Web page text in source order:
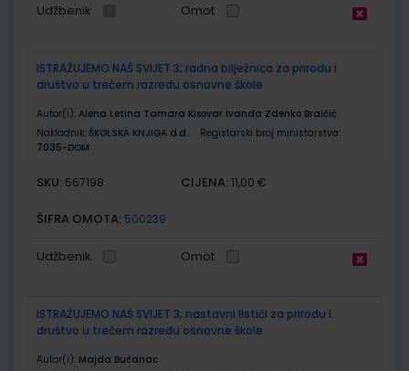
Udžbenik Omot
ISTRAŽUJEMO NAŠ SVIJET 3; radna bilježnica za prirodu i
društvo u trećem razredu osnovne škole
Autor(i): Alena Letina Tamara Kisovar Ivanda Zdenko Braičić
Nakladnik: ŠKOLSKA KNJIGA d.d.
Registarski broj ministarstva:
7035-DOM
SKU: 567198 CIJENA: 11,00 €
ŠIFRA OMOTA: 500239
Udžbenik Omot
ISTRAŽUJEMO NAŠ SVIJET 3; nastavni listići za prirodu i
društvo u trećem razredu osnovne škole
Autor(i): Majda Bučanac